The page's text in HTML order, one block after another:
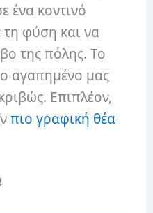
ένα κοντινό
τη φύση και να
της πόλης. Το
αγαπημένο μας
Επιπλέον,
πιο γραφική θέα